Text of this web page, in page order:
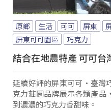
原鄉 生活 可可 屏東
屏東可可園區
巧克力
結合在地農特產 可可台
延續好評的屏東可可·臺灣
克力莊園品牌展示各類產品
到濃濃的巧克力香甜味。